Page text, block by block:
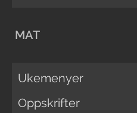
MAT
Ukemenyer
Oppskrifter